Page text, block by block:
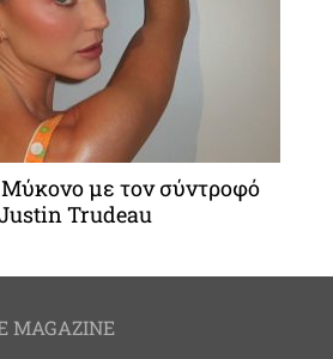
με τον σύντροφό
Trudeau
MAGAZINE